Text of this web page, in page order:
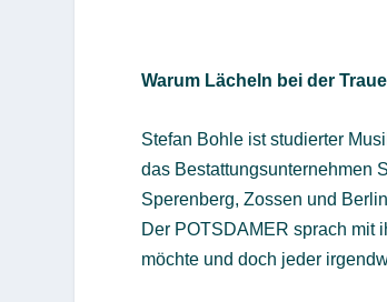
Warum Lächeln bei der
Stefan Bohle ist studierter
das Bestattungsunternehmen
Sperenberg, Zossen und
Der POTSDAMER sprach mit
möchte und doch jeder